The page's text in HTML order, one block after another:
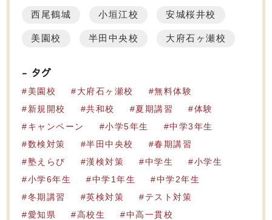
西尾鶴城 小垣江校 安城桜井校
美園校 半田中央校 大府石ヶ瀬校
タグ
美園校 大府石ヶ瀬校
無料体験
新規開校
共和校 夏期講習
体験
キャンペーン
小学5年生
中学3年生
数検対策
半田中央校
春期講習
塾えらび
漢検対策 中学生
小学生
小学6年生
中学1年生
中学2年生
冬期講習
英検対策
テスト対策
愛知県
高校生
中高一貫校